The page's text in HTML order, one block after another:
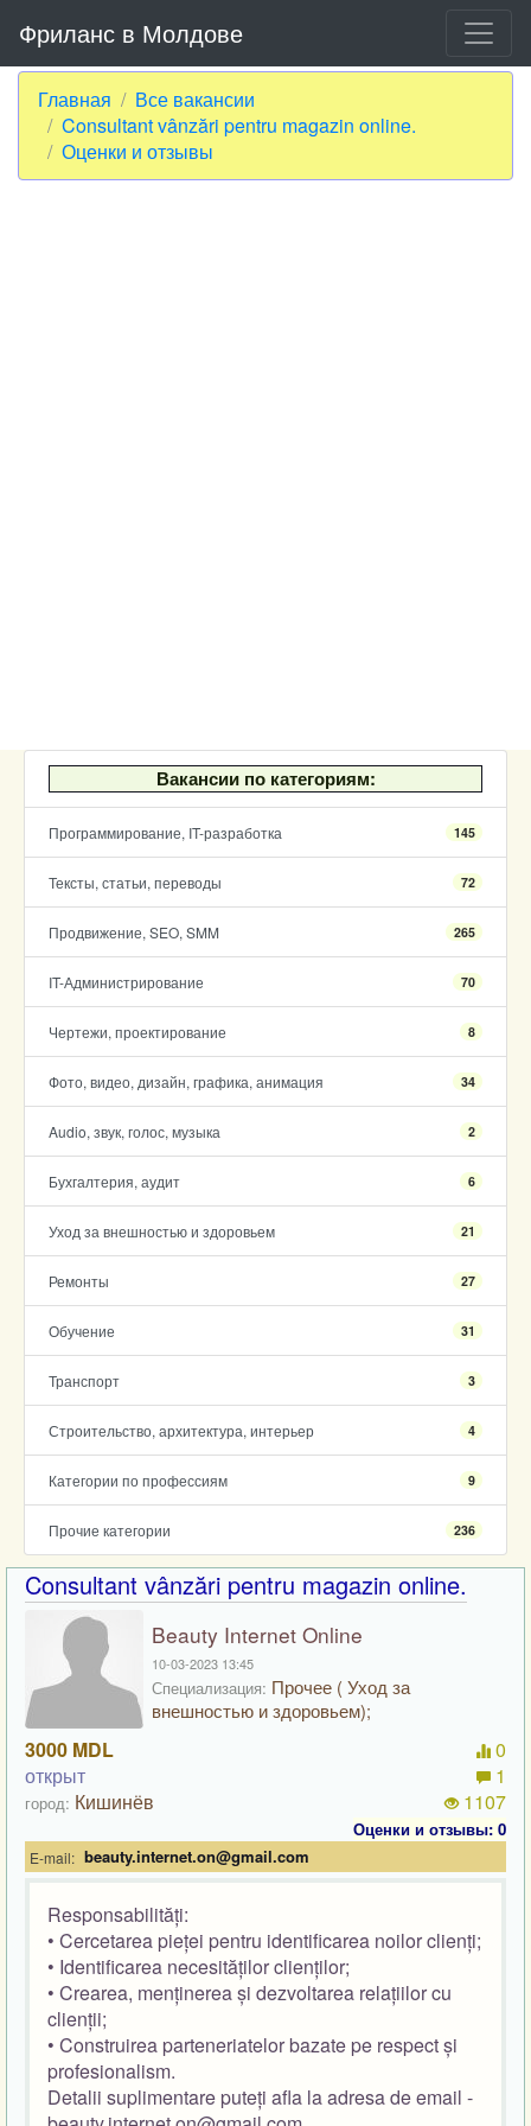
Фриланс в Молдове
Главная
Все вакансии
Consultant vânzări pentru magazin online.
Оценки и отзывы
Вакансии по категориям:
Программирование, IT-разработка 145
Тексты, статьи, переводы 72
Продвижение, SEO, SMM 265
IT-Администрирование 70
Чертежи, проектирование 8
Фото, видео, дизайн, графика, анимация 34
Audio, звук, голос, музыка 2
Бухгалтерия, аудит 6
Уход за внешностью и здоровьем 21
Ремонты 27
Обучение 31
Транспорт 3
Строительство, архитектура, интерьер 4
Категории по профессиям 9
Прочие категории 236
Consultant vânzări pentru magazin online.
Beauty Internet Online
10-03-2023 13:45
Специализация: Прочее ( Уход за
внешностью и здоровьем);
3000 MDL
открыт
город: Кишинёв
0
1
1107
Оценки и отзывы: 0
E-mail: beauty.internet.on@gmail.com
Responsabilități:
• Cercetarea pieței pentru identificarea noilor clienți;
• Identificarea necesităților clienților;
• Crearea, menținerea și dezvoltarea relațiilor cu
clienții;
• Construirea parteneriatelor bazate pe respect și
profesionalism.
Detalii suplimentare puteți afla la adresa de email -